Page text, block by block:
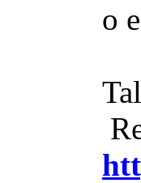
o